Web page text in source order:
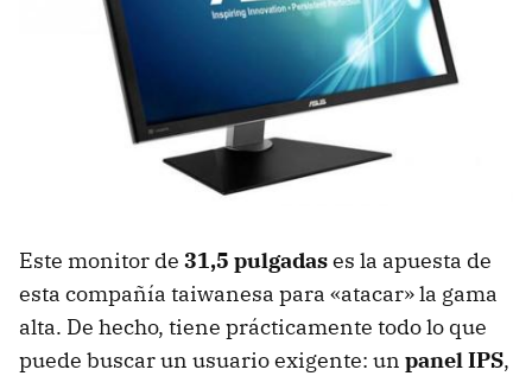
Este monitor de 31,5 pulgadases la apuesta de
esta compañía taiwanesa para «atacar» la gama
alta. De hecho, tiene prácticamente todo lo que
puede buscar un usuario exigente: un panel IPS,